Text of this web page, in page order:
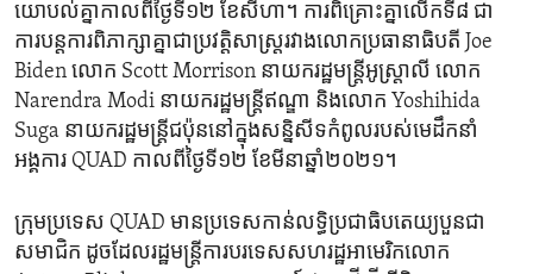
យោបល់​គ្នា​កាល​ពីថ្ងៃទី​១២ ​ខែ​សីហា។ ការ​ពិគ្រោះគ្នា​លើកទី​៨ ជា​
ការបន្តការ​ពិភាក្សា​គ្នា​ជា​ប្រវត្តិសាស្ត្ររវាងលោកប្រធានាធិបតី​ Joe
Biden លោក Scott Morrison នាយក​រដ្ឋមន្ត្រី​អូស្ត្រាលី លោក
Narendra Modi នាយក​រដ្ឋមន្ត្រី​ឥណ្ឌា​ និង​លោក Yoshihida
Suga នាយករដ្ឋមន្ត្រី​ជប៉ុននៅ​ក្នុងសន្និសីទ​កំពូល​របស់​មេដឹកនាំ​
អង្គការ QUAD កាលពី​ថ្ងៃទី១២ ខែ​មីនា​ឆ្នាំ២០២១។
ក្រុមប្រទេស QUAD មានប្រទេស​កាន់​លទ្ធិប្រជាធិបតេយ្យបួន​ជា​
សមាជិក​ ដូចដែល​រដ្ឋមន្ត្រី​ការបរទេស​សហរដ្ឋ​អាមេរិកលោក